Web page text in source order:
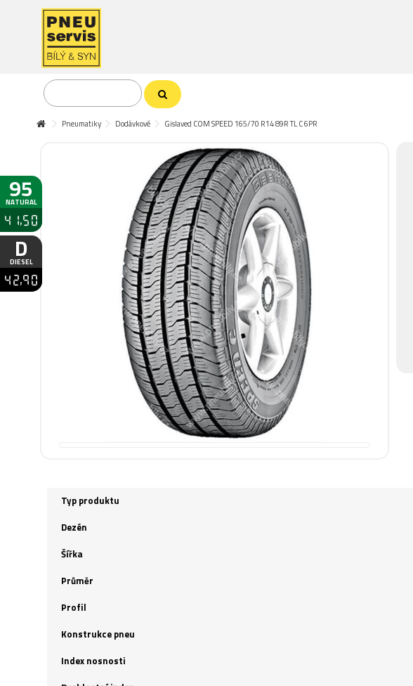
95
NATURAL
41,50
D
DIESEL
42,90
Pneumatiky Dodávkové Gislaved COM SPEED 165/70 R14 89R TL C 6PR
Typ produktu
Dezén
Šířka
Průměr
Profil
Konstrukce pneu
Index nosnosti